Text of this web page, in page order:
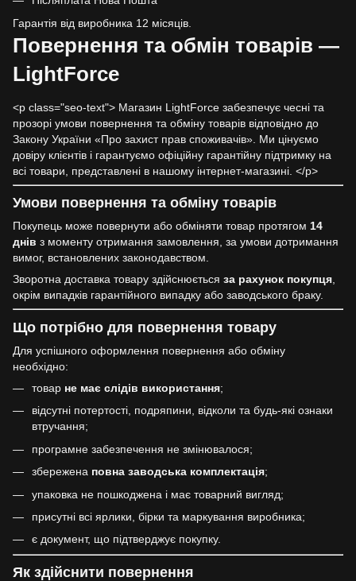
Гарантія від виробника 12 місяців.
Повернення та обмін товарів —
LightForce
<p class="seo-text"> Магазин LightForce забезпечує чесні та
прозорі умови повернення та обміну товарів відповідно до
Закону України «Про захист прав споживачів». Ми цінуємо
довіру клієнтів і гарантуємо офіційну гарантійну підтримку на
всі товари, представлені в нашому інтернет-магазині. </p>
Умови повернення та обміну товарів
Покупець може повернути або обміняти товар протягом 14
днів з моменту отримання замовлення, за умови дотримання
вимог, встановлених законодавством.
Зворотна доставка товару здійснюється за рахунок покупця,
окрім випадків гарантійного випадку або заводського браку.
Що потрібно для повернення товару
Для успішного оформлення повернення або обміну
необхідно:
товар не має слідів використання;
відсутні потертості, подряпини, відколи та будь-які ознаки
втручання;
програмне забезпечення не змінювалося;
збережена повна заводська комплектація;
упаковка не пошкоджена і має товарний вигляд;
присутні всі ярлики, бірки та маркування виробника;
є документ, що підтверджує покупку.
Як здійснити повернення